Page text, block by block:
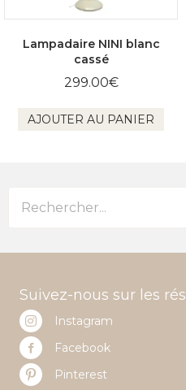
Lampadaire NINI blanc
cassé
299.00€
AJOUTER AU PANIER
Suivez-nous sur les
Instagram
Facebook
Pinterest